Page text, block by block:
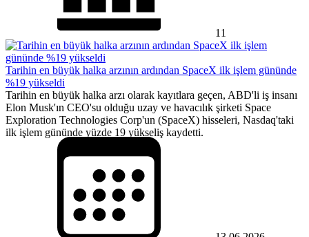
11
Tarihin en büyük halka arzının ardından SpaceX ilk işlem gününde
%19 yükseldi
Tarihin en büyük halka arzı olarak kayıtlara geçen, ABD'li iş insanı
Elon Musk'ın CEO'su olduğu uzay ve havacılık şirketi Space
Exploration Technologies Corp'un (SpaceX) hisseleri, Nasdaq'taki
ilk işlem gününde yüzde 19 yükseliş kaydetti.